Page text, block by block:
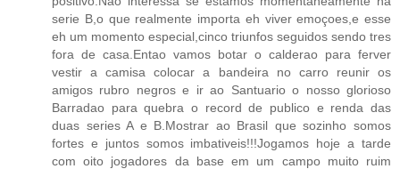
serie B,o que realmente importa eh viver emoçoes,e esse
eh um momento especial,cinco triunfos seguidos sendo tres
fora de casa.Entao vamos botar o calderao para ferver
vestir a camisa colocar a bandeira no carro reunir os
amigos rubro negros e ir ao Santuario o nosso glorioso
Barradao para quebra o record de publico e renda das
duas series A e B.Mostrar ao Brasil que sozinho somos
fortes e juntos somos imbativeis!!!Jogamos hoje a tarde
com oito jogadores da base em um campo muito ruim